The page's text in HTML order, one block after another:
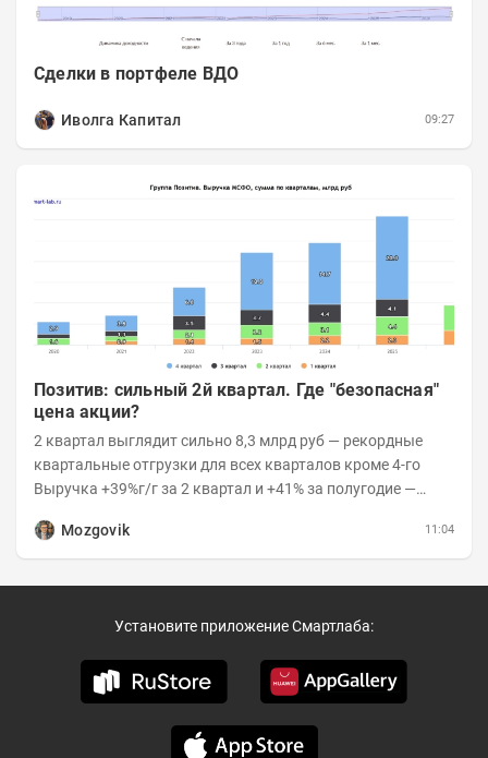
Сделки в портфеле ВДО
Иволга Капитал 09:27
Позитив: сильный 2й квартал. Где "безопасная"
цена акции?
2 квартал выглядит сильно 8,3 млрд руб — рекордные
квартальные отгрузки для всех кварталов кроме 4-го
Выручка +39%г/г за 2 квартал и +41% за полугодие —
Mozgovik
11:04
Установите приложение Смартлаба: